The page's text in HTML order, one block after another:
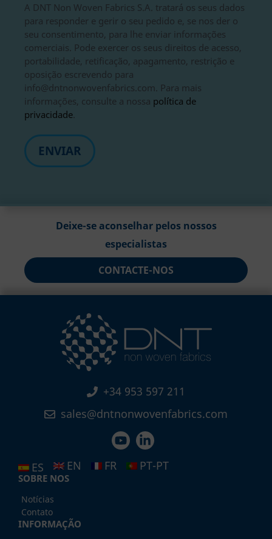
A DNT Non Woven Fabrics S.A. tratará os seus dados
para responder e gerir o seu pedido e, se nos der o
seu consentimento, para lhe enviar informações
comerciais. Pode exercer os seus direitos de acesso,
portabilidade, retificação, apagamento, restrição e
oposição escrevendo para
info@dntnonwovenfabrics.com. Para mais
informações, consulte a nossa política de
privacidade
Deixe-se aconselhar pelos nossos
especialistas
CONTACTE-NOS
+34 953 597 211
sales@dntnonwovenfabrics.com
ES EN FR PT-PT
SOBRE NOS
Notícias
Contato
INFORMAÇÃO